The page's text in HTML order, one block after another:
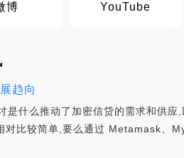
博 YouTube
趋向
是什么推动了加密信贷的需求和供
对比较简单,要么通过 Metamask、